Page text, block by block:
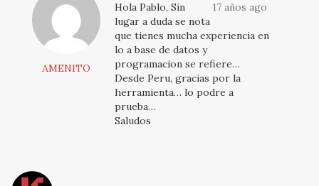
AMENITO
17 años ago
Hola Pablo, Sin
lugar a duda se nota
que tienes mucha experiencia en
lo a base de datos y
programacion se refiere…
Desde Peru, gracias por la
herramienta… lo podre a
prueba…
Saludos